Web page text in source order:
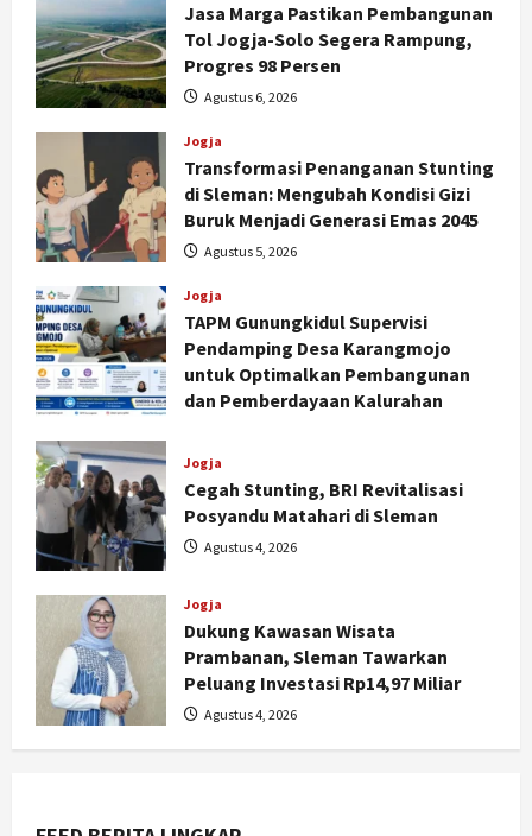
Jasa Marga Pastikan Pembangunan
Tol Jogja-Solo Segera Rampung,
Progres 98 Persen
Agustus 6, 2026
Jogja
Transformasi Penanganan Stunting
di Sleman: Mengubah Kondisi Gizi
Buruk Menjadi Generasi Emas 2045
Agustus 5, 2026
Jogja
TAPM Gunungkidul Supervisi
Pendamping Desa Karangmojo
untuk Optimalkan Pembangunan
dan Pemberdayaan Kalurahan
Jogja
Cegah Stunting, BRI Revitalisasi
Posyandu Matahari di Sleman
Agustus 4, 2026
Jogja
Dukung Kawasan Wisata
Prambanan, Sleman Tawarkan
Peluang Investasi Rp14,97 Miliar
Agustus 4, 2026
Jogja
Jasa Marga Pastikan Pembangunan
Tol Jogja-Solo Segera Rampung,